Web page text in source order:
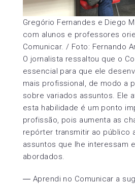
Gregório Fernandes e Diego
com alunos e professores
Comunicar. / Foto: Fernando
O jornalista ressaltou que o
essencial para que ele
mais profissional, de modo a
sobre variados assuntos. Ele
esta habilidade é um ponto
profissão, pois aumenta as
repórter transmitir ao público
assuntos que lhe interessam
abordados.
― Aprendi no Comunicar a